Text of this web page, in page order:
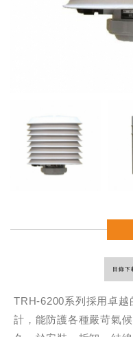
目錄下
TRH-6200系列採用卓越
計，能防護各種嚴苛氣